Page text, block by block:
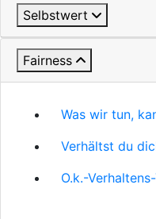
Selbstwert
Fairness
Was wir tun,
Verhältst du
O.k.-